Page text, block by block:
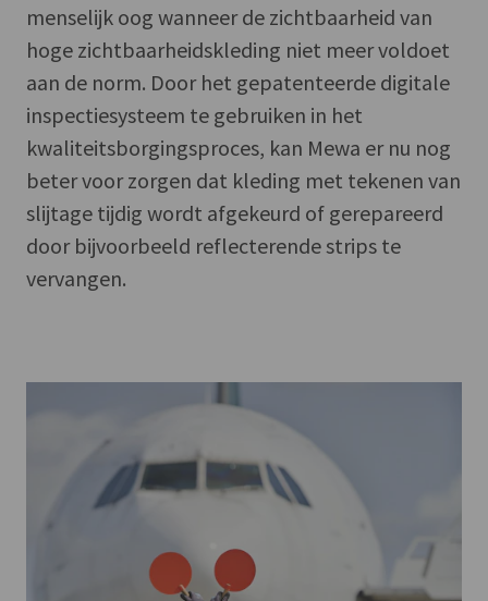
menselijk oog wanneer de zichtbaarheid van
hoge zichtbaarheidskleding niet meer voldoet
aan de norm. Door het gepatenteerde digitale
inspectiesysteem te gebruiken in het
kwaliteitsborgingsproces, kan Mewa er nu nog
beter voor zorgen dat kleding met tekenen van
slijtage tijdig wordt afgekeurd of gerepareerd
door bijvoorbeeld reflecterende strips te
vervangen.